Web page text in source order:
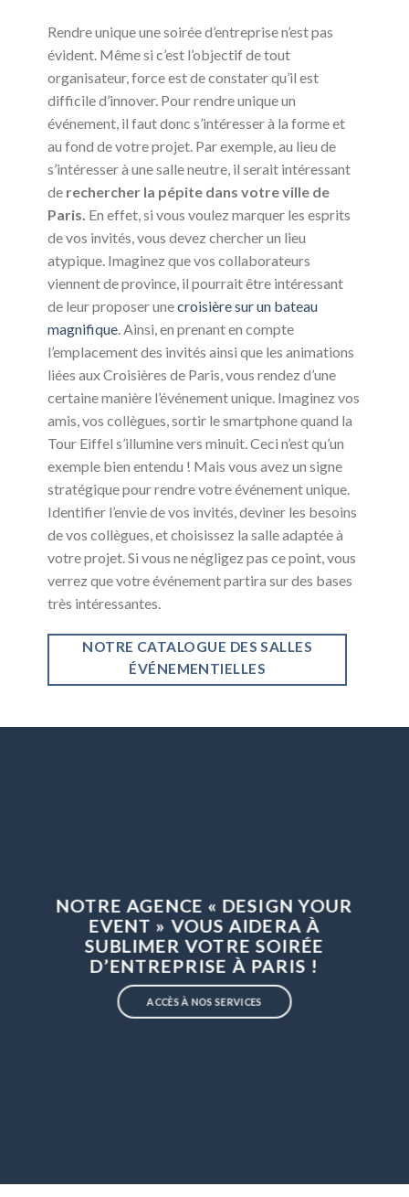
Rendre unique une soirée d’entreprise n’est pas
évident. Même si c’est l’objectif de tout
organisateur, force est de constater qu’il est
difficile d’innover. Pour rendre unique un
événement, il faut donc s’intéresser à la forme et
au fond de votre projet. Par exemple, au lieu de
s’intéresser à une salle neutre, il serait intéressant
de rechercher la pépite dans votre ville de
Paris. En effet, si vous voulez marquer les esprits
de vos invités, vous devez chercher un lieu
atypique. Imaginez que vos collaborateurs
viennent de province, il pourrait être intéressant
de leur proposer unecroisière sur un bateau
magnifique. Ainsi, en prenant en compte
l’emplacement des invités ainsi que les animations
liées aux Croisières de Paris, vous rendez d’une
certaine manière l’événement unique. Imaginez vos
amis, vos collègues, sortir le smartphone quand la
Tour Eiffel s’illumine vers minuit. Ceci n’est qu’un
exemple bien entendu ! Mais vous avez un signe
stratégique pour rendre votre événement unique.
Identifier l’envie de vos invités, deviner les besoins
de vos collègues, et choisissez la salle adaptée à
votre projet. Si vous ne négligez pas ce point, vous
verrez que votre événement partira sur des bases
très intéressantes.
NOTRE CATALOGUE DES SALLES
ÉVÉNEMENTIELLES
NOTRE AGENCE « DESIGN YOUR
EVENT » VOUS AIDERA À
SUBLIMER VOTRE SOIRÉE
D’ENTREPRISE À PARIS !
ACCÈS À NOS SERVICES